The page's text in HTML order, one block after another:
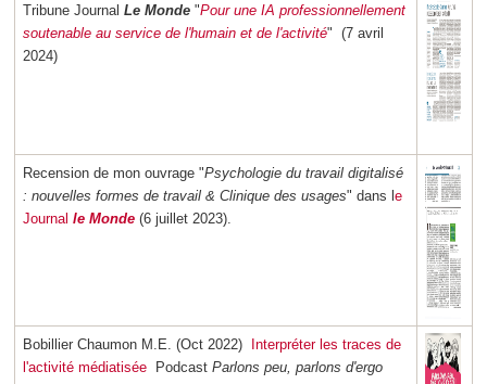
Tribune Journal Le Monde "Pour une IA professionnellement
soutenable au service de l'humain et de l'activité" (7 avril
2024)
Recension de mon ouvrage "Psychologie du travail digitalisé
: nouvelles formes de travail & Clinique des usages" dans l e
Journal le Monde (6 juillet 2023).
Bobillier Chaumon M.E. (Oct 2022)
Interpréter les traces de
l'activité médiatiséePodcast Parlons peu, parlons d'ergo